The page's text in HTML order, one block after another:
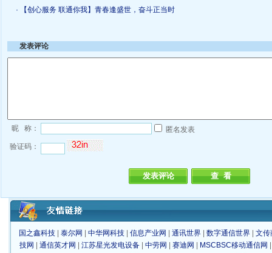
· 【创心服务 联通你我】青春逢盛世，奋斗正当时
发表评论
昵 称：
匿名发表
验证码：
国之鑫科技 泰尔网 中华网科技 信息产业网 通讯世界 数字通信世界
文传
技网
通信英才网 江苏星光发电设备| 中劳网 赛迪网 MSCBSC移动通信网